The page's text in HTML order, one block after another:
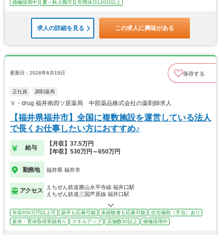
積極採用中 夏～秋入職可 年間休日120日以上
求人の詳細を見る この求人に興味がある
更新日：2026年6月18日 保存する
正社員 調剤薬局
Ｖ・drug 福井南四ツ居薬局 中部薬品株式会社の薬剤師求人
【福井県福井市】全国に複数施設を運営している法人
で長くお仕事したい方におすすめ♪
給与
【月収】37.5万円
【年収】530万円～650万円
勤務地 福井県 福井市
アクセス
えちぜん鉄道勝山永平寺線 福井口駅
えちぜん鉄道三国芦原線 福井口駅
年収650万円以上可 新卒も応募可能 未経験者も応募可能
住宅補助（手当）あり
産休・育休取得実績有り
スキルアップ 店舗数30以上 積極採用中